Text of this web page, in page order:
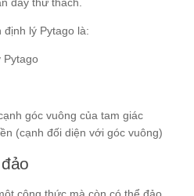
lý Pytago là:
Pytago
góc vuông của tam giác
(cạnh đối diện với góc vuông)